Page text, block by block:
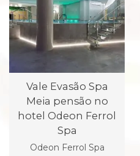
Vale Evasão Spa
Meia pensão no
hotel Odeon Ferrol
Spa
Odeon Ferrol Spa